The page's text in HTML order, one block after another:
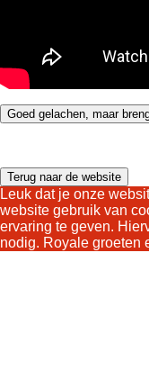
Goed gelachen, maar
Terug naar de website
Leuk dat je onze
website gebruik van
ervaring te geven.
nodig. Royale groeten